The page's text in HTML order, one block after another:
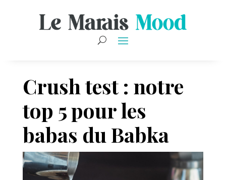
Crush test : notre
top 5 pour les
babas du Babka